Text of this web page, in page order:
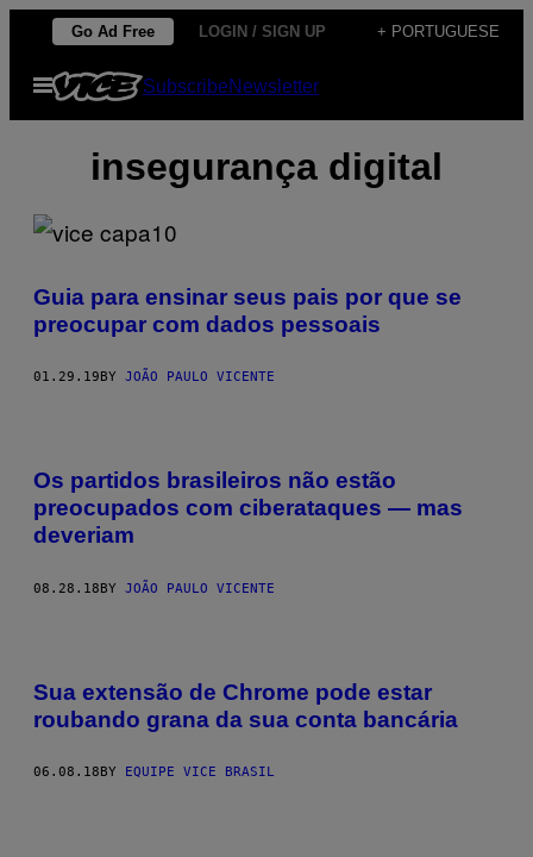
Skip
content
Go Ad Free LOGIN / SIGN UP + PORTUGUESE
Open
Menu
SubscribeNewsletter
insegurança digital
Guia para ensinar seus pais por que se
preocupar com dados pessoais
01.29.19 BY JOÃO PAULO VICENTE
Os partidos brasileiros não estão
preocupados com ciberataques — mas
deveriam
08.28.18BY JOÃO PAULO VICENTE
Sua extensão de Chrome pode estar
roubando grana da sua conta bancária
06.08.18 BY EQUIPE VICE BRASIL